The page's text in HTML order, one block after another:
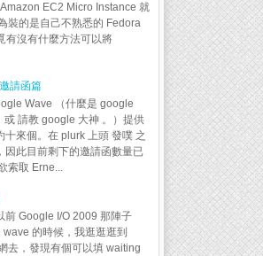
EC2 Micro Instance 就
裝的是自己不熟悉的 Fedora
有沒有什麼方法可以將
請函篇
Wave （什麼是 google
或 請教 google 大神 。）提供
十來個。在 plurk 上頭 發噗 之
因此目前剩下的邀請函數量已
索取 Erne...
前 Google I/O 2009 那陣子
的時候，我逛逛逛到
去，發現有個可以填 waiting